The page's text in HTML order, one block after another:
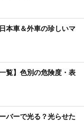
本車＆外車の珍しいマ
覧】色別の危険度・表
バーで光る？光らせた